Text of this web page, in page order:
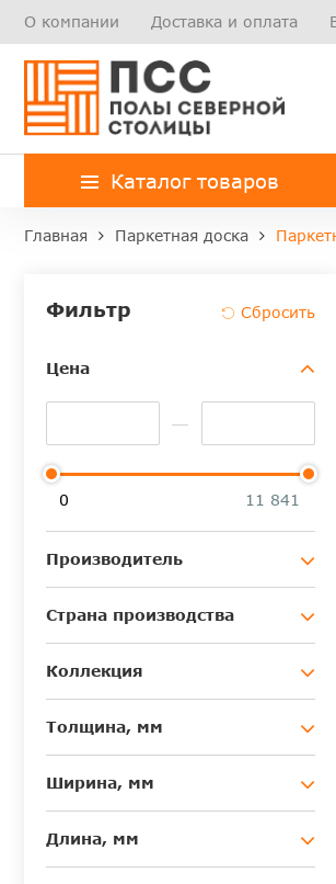
О компании Доставка и оплата
Каталог товаров
Главная Паркетная доска
Фильтр
Цена
0 11 841
Производитель
Страна производства
Коллекция
Толщина, мм
Ширина, мм
Длина, мм